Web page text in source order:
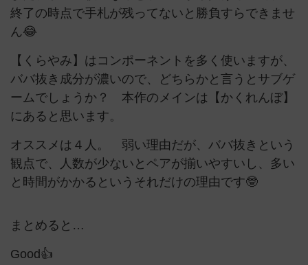
終了の時点で手札が残ってないと勝負すらできませ
ん😂
【くらやみ】はコンポーネントを多く使いますが、
ババ抜き成分が濃いので、どちらかと言うとサブゲ
ームでしょうか？ 本作のメインは【かくれんぼ】
にあると思います。
オススメは４人。 弱い理由だが、ババ抜きという
観点で、人数が少ないとペアが揃いやすいし、多い
と時間がかかるというそれだけの理由です🤓
まとめると…
Good👍